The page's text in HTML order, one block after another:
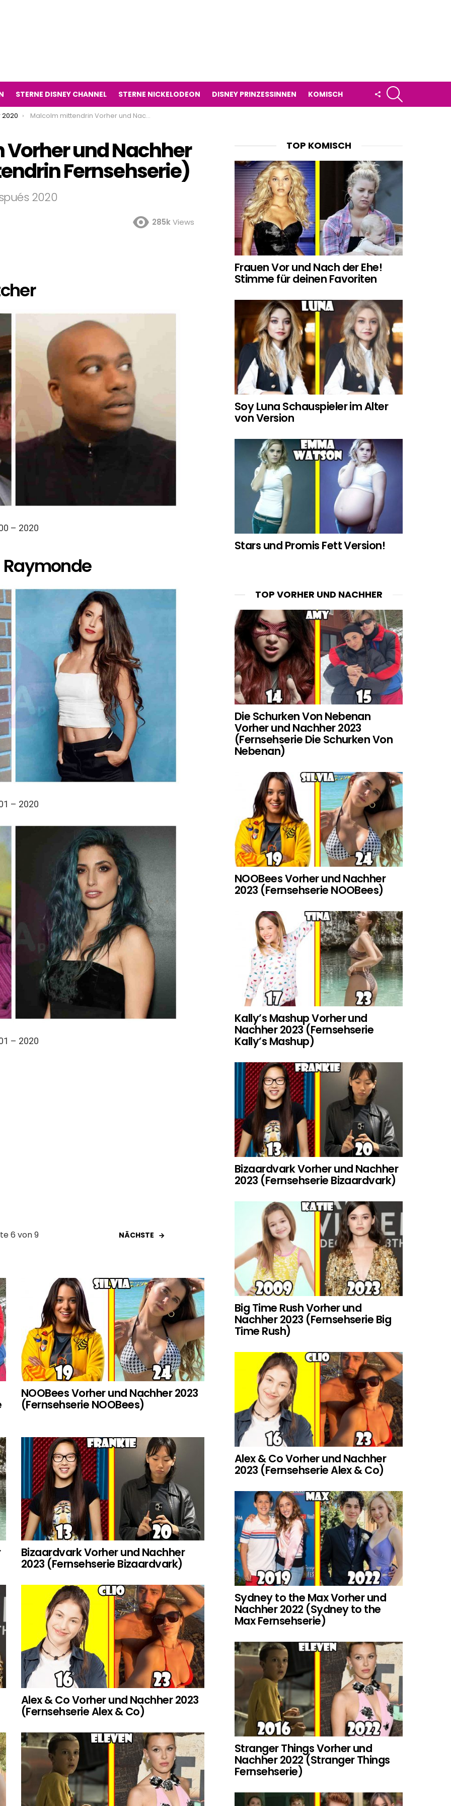
STERNE DISNEY CHANNEL STERNE NICKELODEON DISNEY PRINZESSINNEN KOMISCH
FOLLOW
US
Malcolm mittendrin Vorher und Nachher 2020 (Malcolm mittendrin Fernsehserie)
und Nachher
Fernsehserie)
2020
285kViews
– 2020
– 2020
– 2020
6 von 9 NÄCHSTE
NOOBees Vorher und Nachher 2023
(Fernsehserie NOOBees)
Bizaardvark Vorher und Nachher
2023 (Fernsehserie Bizaardvark)
Alex & Co Vorher und Nachher 2023
(Fernsehserie Alex & Co)
TOP KOMISCH
Frauen Vor und Nach der Ehe!
Stimme für deinen Favoriten
Soy Luna Schauspieler im Alter
von Version
Stars und Promis Fett Version!
TOP VORHER UND NACHHER
Die Schurken Von Nebenan
Vorher und Nachher 2023
(Fernsehserie Die Schurken Von
Nebenan)
NOOBees Vorher und Nachher
2023 (Fernsehserie NOOBees)
Kally’s Mashup Vorher und
Nachher 2023 (Fernsehserie
Kally’s Mashup)
Bizaardvark Vorher und Nachher
2023 (Fernsehserie Bizaardvark)
Big Time Rush Vorher und
Nachher 2023 (Fernsehserie Big
Time Rush)
Alex & Co Vorher und Nachher
2023 (Fernsehserie Alex & Co)
Sydney to the Max Vorher und
Nachher 2022 (Sydney to the
Max Fernsehserie)
Stranger Things Vorher und
Nachher 2022 (Stranger Things
Fernsehserie)